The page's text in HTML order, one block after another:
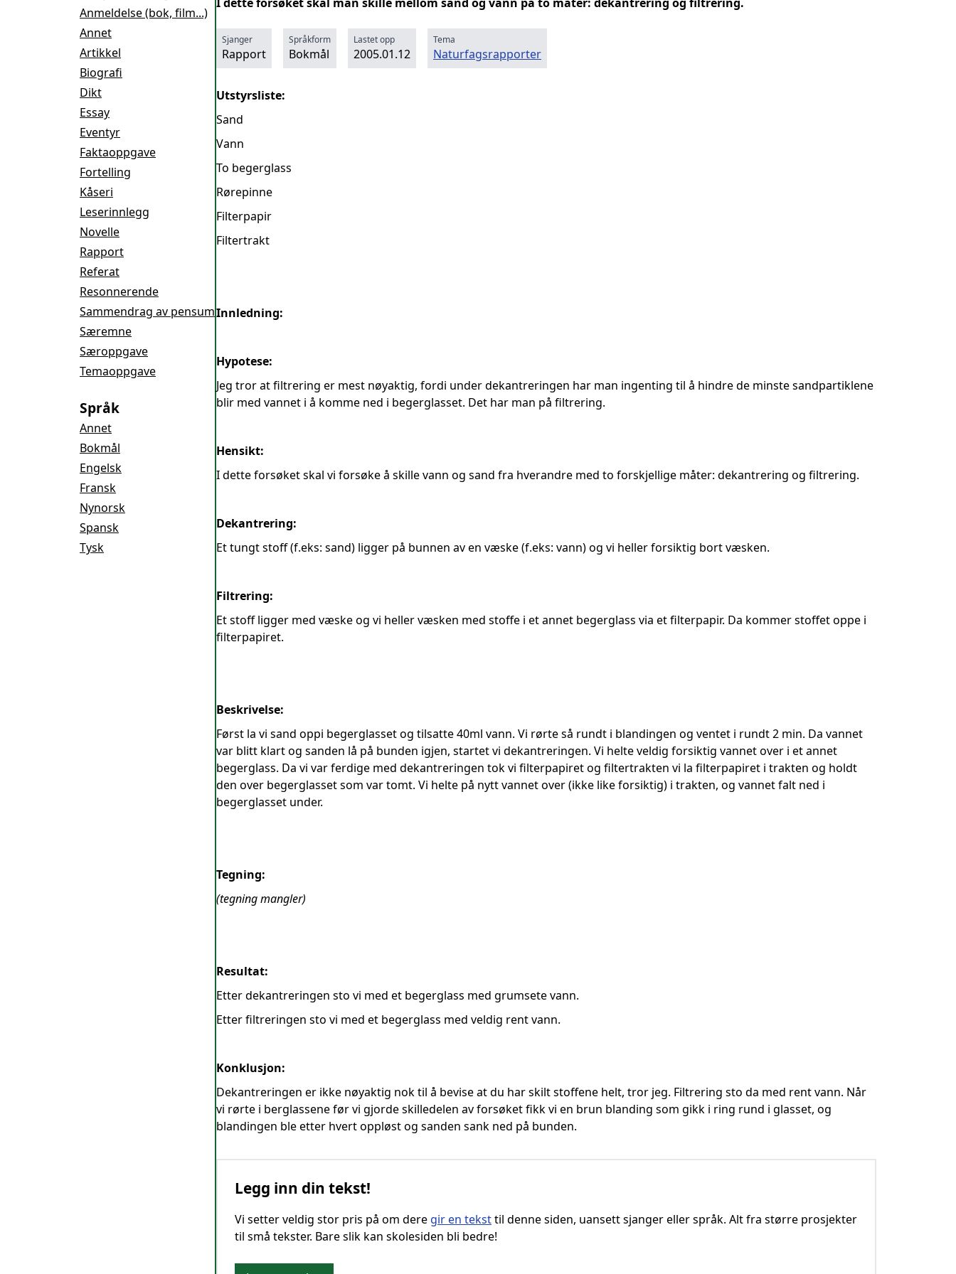
Anmeldelse (bok, film...)
Annet
Artikkel
Biografi
Dikt
Essay
Eventyr
Faktaoppgave
Fortelling
Kåseri
Leserinnlegg
Novelle
Rapport
Referat
Resonnerende
Sammendrag av pensum
Særemne
Særoppgave
Temaoppgave
Språk
Annet
Bokmål
Engelsk
Fransk
Nynorsk
Spansk
Tysk
Sjanger
Rapport
Språkform
Bokmål
Lastet opp
2005.01.12
Tema
Naturfagsrapporter
Utstyrsliste:
Sand
Vann
To begerglass
Rørepinne
Filterpapir
Filtertrakt
Innledning:
Hypotese:
Jeg tror at filtrering er mest nøyaktig, fordi under dekantreringen har man ingenting til å hindre de minste sandpartiklene
blir med vannet i å komme ned i begerglasset. Det har man på filtrering.
Hensikt:
I dette forsøket skal vi forsøke å skille vann og sand fra hverandre med to forskjellige måter: dekantrering og filtrering.
Dekantrering:
Et tungt stoff (f.eks: sand) ligger på bunnen av en væske (f.eks: vann) og vi heller forsiktig bort væsken.
Filtrering:
Et stoff ligger med væske og vi heller væsken med stoffe i et annet begerglass via et filterpapir. Da kommer stoffet oppe i
filterpapiret.
Beskrivelse:
Først la vi sand oppi begerglasset og tilsatte 40ml vann. Vi rørte så rundt i blandingen og ventet i rundt 2 min. Da vannet
var blitt klart og sanden lå på bunden igjen, startet vi dekantreringen. Vi helte veldig forsiktig vannet over i et annet
begerglass. Da vi var ferdige med dekantreringen tok vi filterpapiret og filtertrakten vi la filterpapiret i trakten og holdt
den over begerglasset som var tomt. Vi helte på nytt vannet over (ikke like forsiktig) i trakten, og vannet falt ned i
begerglasset under.
Tegning:
(tegning mangler)
Resultat:
Etter dekantreringen sto vi med et begerglass med grumsete vann.
Etter filtreringen sto vi med et begerglass med veldig rent vann.
Konklusjon:
Dekantreringen er ikke nøyaktig nok til å bevise at du har skilt stoffene helt, tror jeg. Filtrering sto da med rent vann. Når
vi rørte i berglassene før vi gjorde skilledelen av forsøket fikk vi en brun blanding som gikk i ring rund i glasset, og
blandingen ble etter hvert oppløst og sanden sank ned på bunden.
Legg inn din tekst!
Vi setter veldig stor pris på om dere gir en teksttil denne siden, uansett sjanger eller språk. Alt fra større prosjekter
til små tekster. Bare slik kan skolesiden bli bedre!